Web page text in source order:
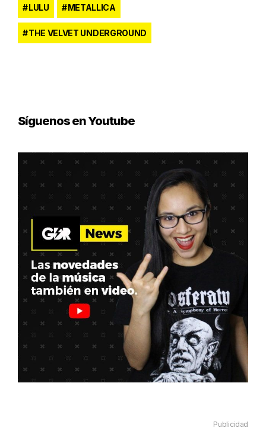
LULU METALLICA
THE VELVET UNDERGROUND
Síguenos en Youtube
Publicidad